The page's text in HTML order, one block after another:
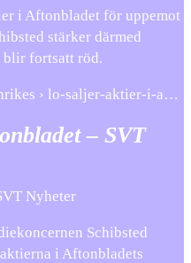
i Aftonbladet för uppemot
stärker därmed
blir fortsatt röd.
› lo-saljer-aktier-i-a…
– SVT
Nyheter
Schibsted
i Aftonbladets